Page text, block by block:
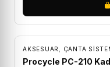
AKSESUAR ÇANTA
Procycle PC-210